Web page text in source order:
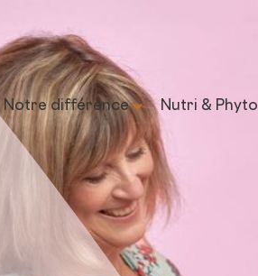
Notre différence
Science & expertise
Transparence &
formulation responsable
Nutri & Phyto